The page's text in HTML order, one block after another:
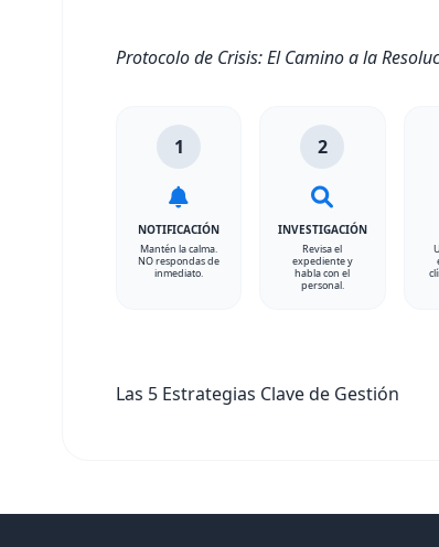
Protocolo de Crisis: El Camino a la
1
NOTIFICACIÓN
Mantén la calma.
NO respondas de
inmediato.
2
INVESTIGACIÓN
Revisa el
expediente y
habla con el
personal.
Las 5 Estrategias Clave de Gestión